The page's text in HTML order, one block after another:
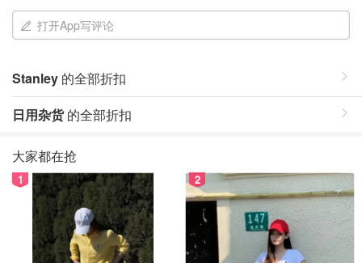
打开App写评论
Stanley 的全部折扣
日用杂货的全部折扣
大家都在抢
1 2